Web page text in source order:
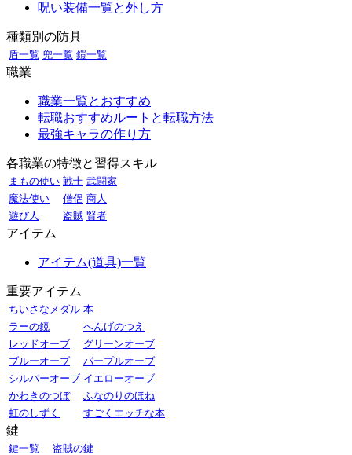
呪い装備一覧と外し方
種類別の防具
盾一覧 兜一覧 鎧一覧
職業
職業一覧とおすすめ
転職おすすめルートと転職方法
最強キャラの作り方
各職業の特徴と習得スキル
まもの使い 戦士 武闘家
魔法使い
僧侶 商人
遊び人
盗賊 賢者
アイテム
アイテム(道具)一覧
重要アイテム
ちいさなメダル 本
ラーの鏡
へんげのつえ
レッドオーブ
グリーンオーブ
ブルーオーブ
パープルオーブ
シルバーオーブ イエローオーブ
かわきのつぼ
ふなのりのほね
虹のしずく
すごくエッチな本
鍵
鍵一覧
盗賊の鍵